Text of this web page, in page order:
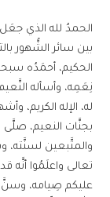
الحمدُ لله الذي
بين سائر الشُّهور
الحكيم، أحمَدُه
نِعَمِه، وأسأله
له، الإله الكريم،
بجنَّات النعيم، صلَّى
والمتَّبعين لسنَّته،
تعالى واعلَمُوا
عليكم صِيامه، وسنَّ